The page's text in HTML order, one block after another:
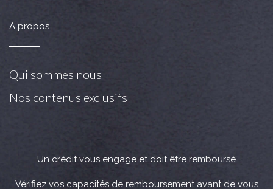
A propos
Qui sommes nous
Nos contenus exclusifs
Un crédit vous engage et doit être remboursé
Vérifiez vos capacités de remboursement avant de vous